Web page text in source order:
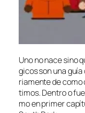
Uno no na­ce sino
gi­cos son una
ria­men­te de
ti­mos. Dentro o
mo en pri­mer